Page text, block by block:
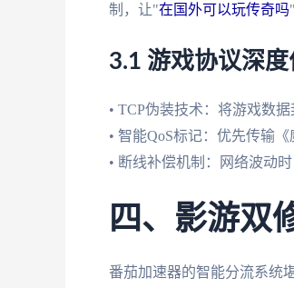
制，让"在国外可以玩传奇吗
3.1 游戏协议深度
• TCP伪装技术：将游戏数
• 智能QoS标记：优先传输
• 断线补偿机制：网络波动
四、影游双
番茄加速器的智能分流系统